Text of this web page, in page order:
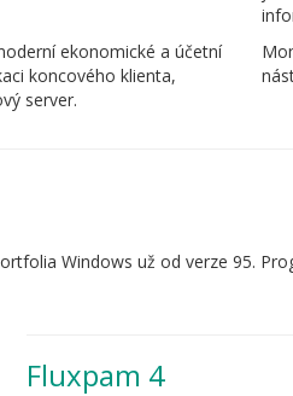
ekonomické a účetní
koncového klienta,
server.
Windows už od verze 95.
Fluxpam 4